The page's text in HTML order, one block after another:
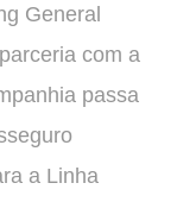
General
com a
passa
a Linha